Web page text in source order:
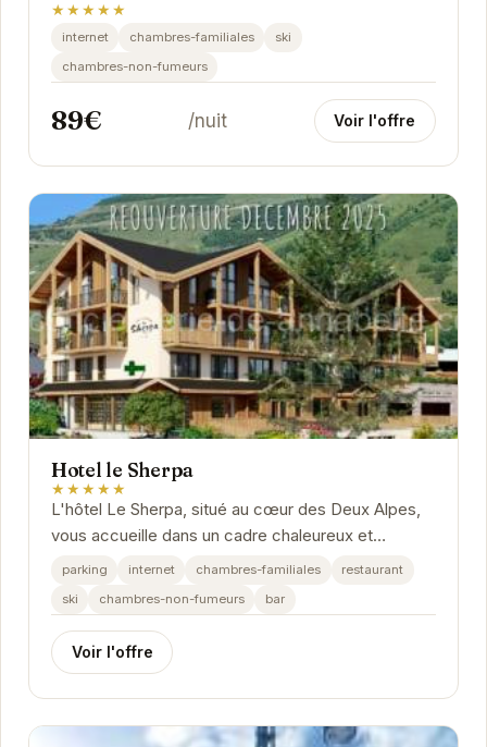
★★★★★
internet chambres-familiales
ski
chambres-non-fumeurs
89€ /nuit Voir l'offre
Hotel le Sherpa
★★★★★
L'hôtel Le Sherpa, situé au cœur des Deux Alpes,
vous accueille dans un cadre chaleureux et
convivial. Idéalement positionné à proximité des...
parking internet chambres-familiales
restaurant
ski
chambres-non-fumeurs bar
Voir l'offre